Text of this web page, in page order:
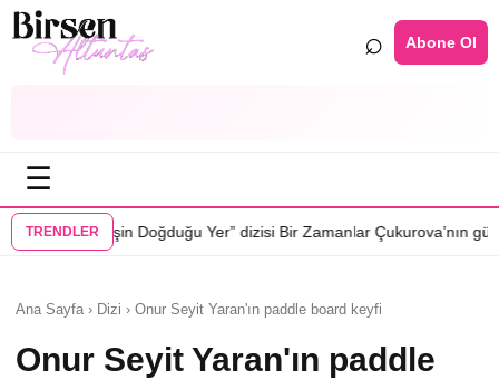
⌕ Abone Ol
☰
TRENDLER
Doğduğu Yer” dizisi Bir Zamanlar Çukurova’nın gününe geliyor•
Ana Sayfa › Dizi › Onur Seyit Yaran'ın paddle board keyfi
Onur Seyit Yaran'ın paddle